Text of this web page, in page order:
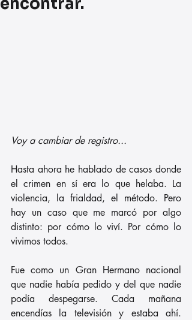
Voy a cambiar de registro...
Hasta ahora he hablado de casos donde
el crimen en sí era lo que helaba. La
violencia, la frialdad, el método. Pero
hay un caso que me marcó por algo
distinto: por cómo lo viví. Por cómo lo
vivimos todos.
Fue como un Gran Hermano nacional
que nadie había pedido y del que nadie
podía despegarse. Cada mañana
encendías la televisión y estaba ahí.